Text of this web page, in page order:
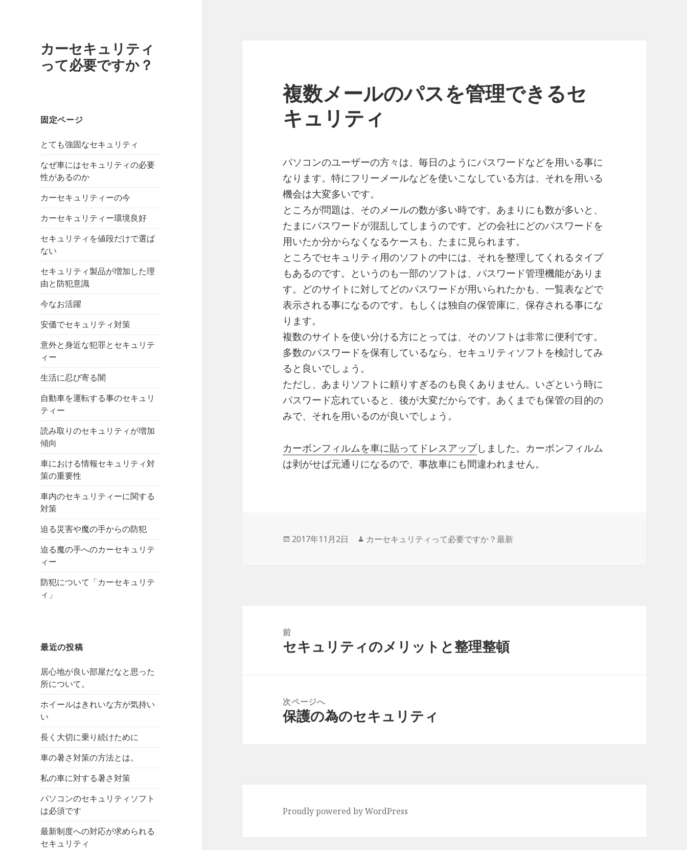
カーセキュリティ
って必要ですか？
固定ページ
とても強固なセキュリティ
なぜ車にはセキュリティの必要
性があるのか
カーセキュリティーの今
カーセキュリティー環境良好
セキュリティを値段だけで選ば
ない
セキュリティ製品が増加した理
由と防犯意識
今なお活躍
安価でセキュリティ対策
意外と身近な犯罪とセキュリテ
ィー
生活に忍び寄る闇
自動車を運転する事のセキュリ
ティー
読み取りのセキュリティが増加
傾向
車における情報セキュリティ対
策の重要性
車内のセキュリティーに関する
対策
迫る災害や魔の手からの防犯
迫る魔の手へのカーセキュリテ
ィー
防犯について「カーセキュリテ
ィ」
最近の投稿
居心地が良い部屋だなと思った
所について。
ホイールはきれいな方が気持い
い
長く大切に乗り続けために
車の暑さ対策の方法とは。
私の車に対する暑さ対策
パソコンのセキュリティソフト
は必須です
最新制度への対応が求められる
セキュリティ
複数メールのパスを管理できるセ
キュリティ
パソコンのユーザーの方々は、毎日のようにパスワードなどを用いる事に
なります。特にフリーメールなどを使いこなしている方は、それを用いる
機会は大変多いです。
ところが問題は、そのメールの数が多い時です。あまりにも数が多いと、
たまにパスワードが混乱してしまうのです。どの会社にどのパスワードを
用いたか分からなくなるケースも、たまに見られます。
ところでセキュリティ用のソフトの中には、それを整理してくれるタイプ
もあるのです。というのも一部のソフトは、パスワード管理機能がありま
す。どのサイトに対してどのパスワードが用いられたかも、一覧表などで
表示される事になるのです。もしくは独自の保管庫に、保存される事にな
ります。
複数のサイトを使い分ける方にとっては、そのソフトは非常に便利です。
多数のパスワードを保有しているなら、セキュリティソフトを検討してみ
ると良いでしょう。
ただし、あまりソフトに頼りすぎるのも良くありません。いざという時に
パスワード忘れていると、後が大変だからです。あくまでも保管の目的の
みで、それを用いるのが良いでしょう。
カーボンフィルムを車に貼ってドレスアップしました。カーボンフィルム
は剥がせば元通りになるので、事故車にも間違われません。
投
2017年11月2日
作
カーセキュリティって必要ですか？最新
前
前
セキュリティのメリットと整理整頓
次ページへ
次
保護の為のセキュリティ
Proudly powered by WordPress